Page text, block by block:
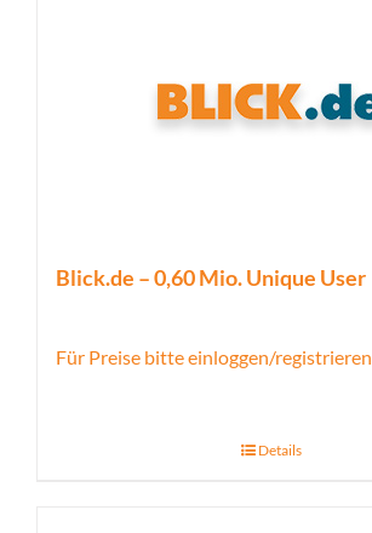
Blick.de – 0,60 Mio. Unique User
Für Preise bitte einloggen/registrieren
Details